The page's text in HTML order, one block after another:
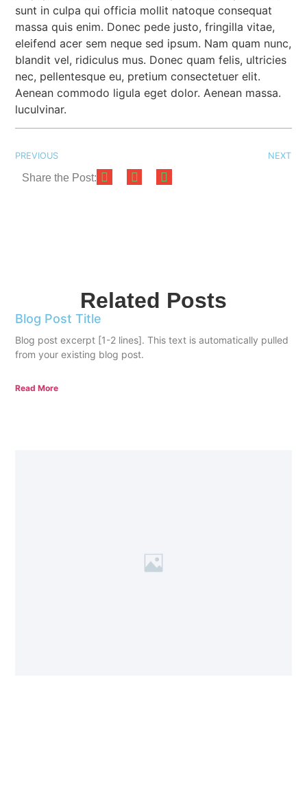
sunt in culpa qui officia mollit natoque consequat
massa quis enim. Donec pede justo, fringilla vitae,
eleifend acer sem neque sed ipsum. Nam quam nunc,
blandit vel, ridiculus mus. Donec quam felis, ultricies
nec, pellentesque eu, pretium consectetuer elit.
Aenean commodo ligula eget dolor. Aenean massa.
luculvinar.
PREVIOUS NEXT
Share the Post:
Related Posts
Blog Post Title
Blog post excerpt [1-2 lines]. This text is automatically pulled
from your existing blog post.
Read More